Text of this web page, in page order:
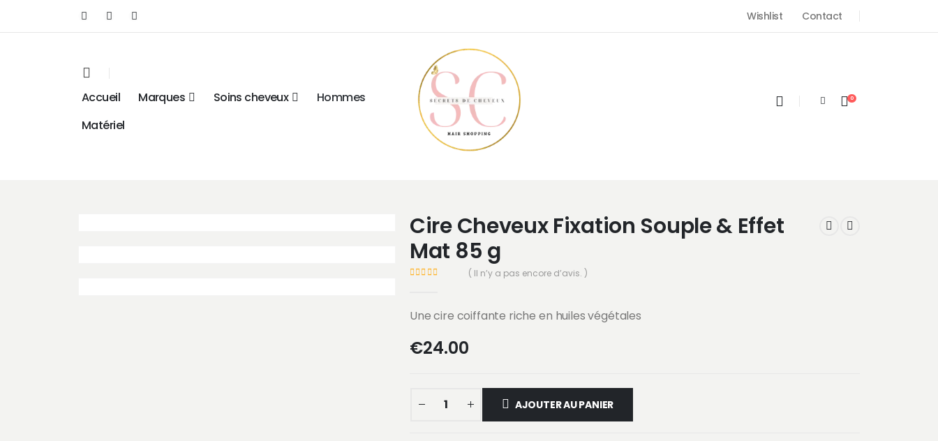
Wishlist Contact
Accueil Marques Soins cheveux
Hommes
Matériel
0
Cire Cheveux Fixation Souple & Effet
Mat 85 g
( Il n’y a pas encore d’avis. )
Une cire coiffante riche en huiles végétales
€24.00
AJOUTER AU PANIER